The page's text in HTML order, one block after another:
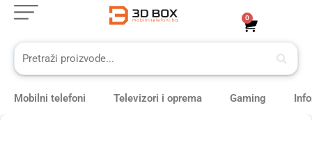
Skip
content
0
Cart
Mobilni telefoni Televizori i oprema Gaming